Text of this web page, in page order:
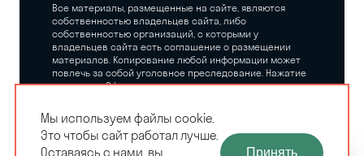
Все материалы, размещенные на сайте, являются
собственностью владельцев сайта, либо
собственностью организаций, с которыми у
владельцев сайта есть соглашение о размещении
материалов. Копирование любой информации может
повлечь за собой уголовное преследование. Нажатие
на кнопку «Оформить заказ», а также последующее
владельцев сайта никаких обязательств.
ЗАМЕРЩИК-
Мы используем файлы cookie.
Это чтобы сайт работал лучше.
Оставаясь с нами, вы
Принять